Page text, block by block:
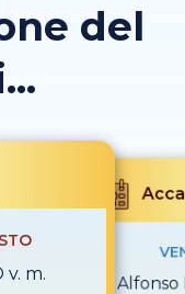
del
v. m. S.